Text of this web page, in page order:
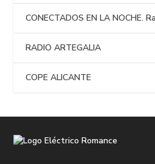
CONECTADOS EN LA NOCHE.
RADIO ARTEGALIA
COPE ALICANTE